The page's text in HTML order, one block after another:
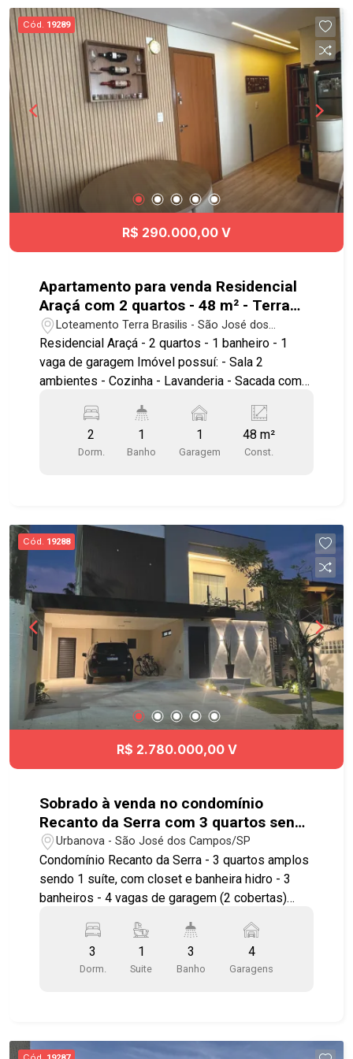
Cód. 19289
R$ 290.000,00 V
Apartamento para venda Residencial
Araçá com 2 quartos - 48 m² - Terra
Brasilis - SJC
Loteamento Terra Brasilis - São José dos
Campos/SP
Residencial Araçá - 2 quartos - 1 banheiro - 1
vaga de garagem Imóvel possuí: - Sala 2
ambientes - Cozinha - Lavanderia - Sacada com
Localização privilegiada, no Terra Brasilis!
Próximo à saída para Dutra, anel viário, Shopping
Centervale, Drogarias, Supermercados e padarias
2
Dorm.
1
Banho
1
Garagem
48 m²
Const.
Cód. 19288
R$ 2.780.000,00 V
Sobrado à venda no condomínio
Recanto da Serra com 3 quartos sendo
1 suíte - 244 m² - Urbanova - SJC
Urbanova - São José dos Campos/SP
Condomínio Recanto da Serra - 3 quartos amplos
sendo 1 suíte, com closet e banheira hidro - 3
banheiros - 4 vagas de garagem (2 cobertas)
sala de TV, sala de jantar e sala de estar -
Cozinha com copa com armários planejados -
Churrasqueira Gourmet com coifa - Piscina
elétrico - Ar condicionado na sala e na suíte -
3
Dorm.
1
Suite
3
Banho
4
Garagens